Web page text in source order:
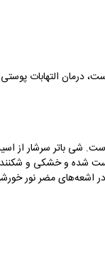
درمان
است. شی باتر سرشار
اشعه‌های مضر نور